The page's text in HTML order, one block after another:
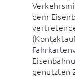
dem
genutzten